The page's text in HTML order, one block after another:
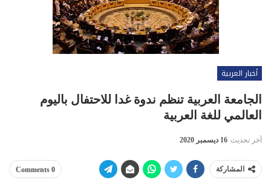
أخبار العربية
الجامعة العربية تنظم ندوة غدا للاحتفال باليوم
العالمي للغة العربية
آخر تحديث 16 ديسمبر 2020
المشاركة 0 Comments